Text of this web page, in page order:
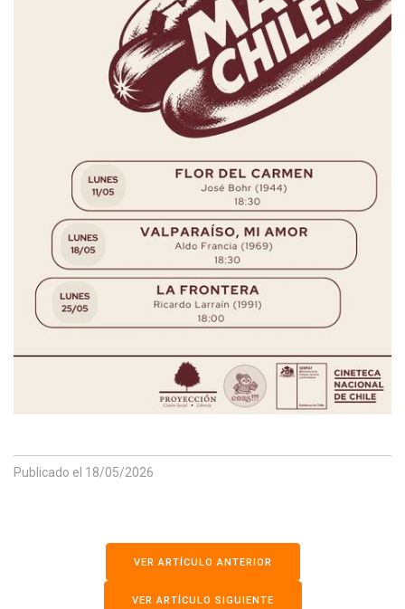
Publicado el 18/05/2026
VER ARTÍCULO ANTERIOR
VER ARTÍCULO SIGUIENTE